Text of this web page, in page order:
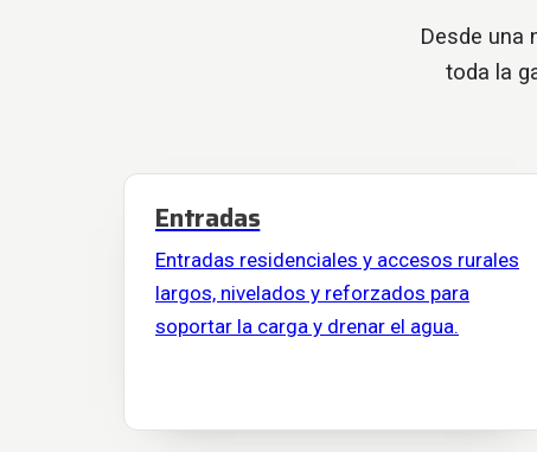
Desde una
toda la
Entradas
Entradas residenciales y accesos rurales
largos, nivelados y reforzados para
soportar la carga y drenar el agua.